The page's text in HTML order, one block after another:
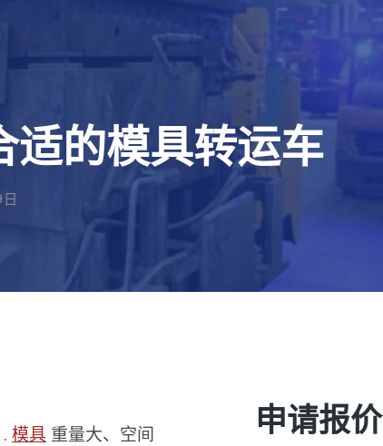
适的模具转运车
模具 重量大、空间
申请报价